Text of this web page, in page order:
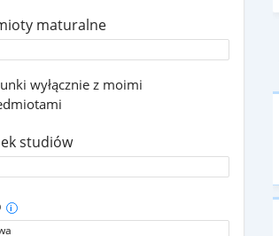
maturalne
wyłącznie z moimi
studiów
i